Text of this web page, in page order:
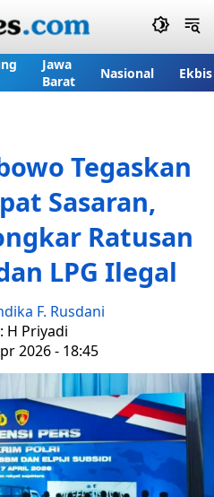
Jawa
Barat
Nasional Ekbis
Tegaskan
Sasaran,
Ratusan
LPG Ilegal
F. Rusdani
H Priyadi
2026 - 18:45